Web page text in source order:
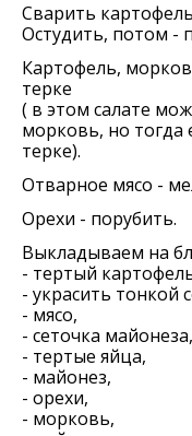
Сварить
Остудить, потом -
Картофель,
терке
( в этом салате
морковь, но тогда
терке).
Отварное мясо -
Орехи - порубить.
Выкладываем на
- тертый
- украсить тонкой
- мясо,
- сеточка майонеза,
- тертые яйца,
- майонез,
- орехи,
- морковь,